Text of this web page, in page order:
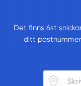
Det finns 6st
ditt